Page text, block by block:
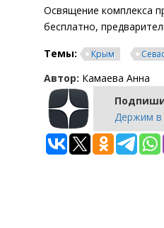
Освящение комплекса
бесплатно,
Темы:
Крым
Автор: Камаева Анна
Держим в